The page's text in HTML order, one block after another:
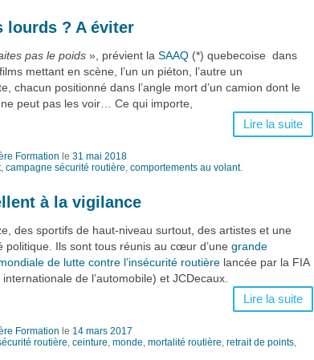
lourds ? A éviter
pas le poids », prévient la SAAQ (*) quebecoise dans
mettant en scène, l’un un piéton, l’autre un
chacun positionné dans l’angle mort d’un camion dont le
peut pas les voir… Ce qui importe,
Lire la suite
Formation le 31 mai 2018
, campagne sécurité routière, comportements au volant.
à la vigilance
des sportifs de haut-niveau surtout, des artistes et une
politique. Ils sont tous réunis au cœur d’une grande
de lutte contre l’insécurité routière lancée par la FIA
de l’automobile) et JCDecaux.
Lire la suite
Formation le 14 mars 2017
routière, ceinture, monde, mortalité routière, retrait de points,